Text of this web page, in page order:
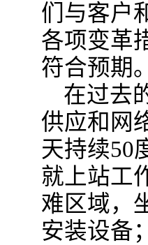
们与客户
各项变革
符合预期。
在过去
供应和网
天持续50
就上站工
难区域，
安装设备